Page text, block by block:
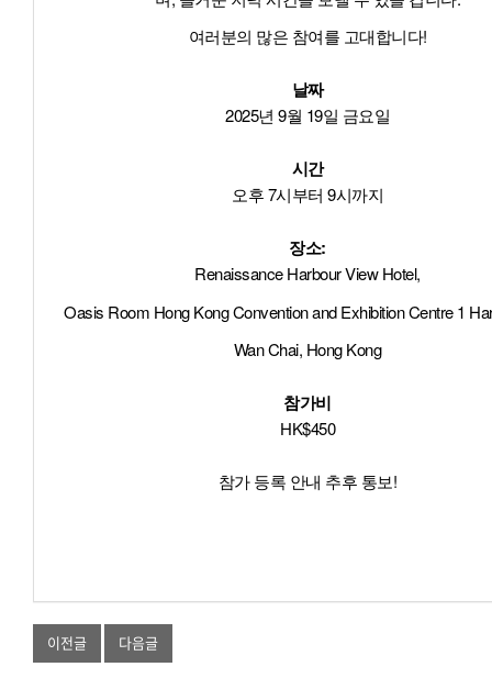
여러분의 많은 참여를 고대합니다!
날짜
2025년 9월 19일 금요일
시간
오후 7시부터 9시까지
장소:
Renaissance Harbour View Hotel,
Oasis Room Hong Kong Convention and Exhibition Centre 1
Wan Chai, Hong Kong
참가비
HK$450
참가 등록 안내 추후 통보!
이전글 다음글